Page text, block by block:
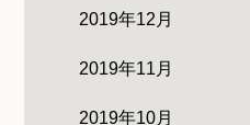
2019年12月
2019年11月
2019年10月